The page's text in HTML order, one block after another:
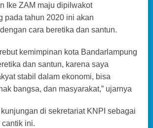
Ike ZAM maju dipilwakot
pada tahun 2020 ini akan
cara beretika dan santun.
kemimpinan kota Bandarlampung
dan santun, karena saya
stabil dalam ekonomi, bisa
bangsa, dan masyarakat,” ujarnya
di sekretariat KNPI sebagai
cantik ini.